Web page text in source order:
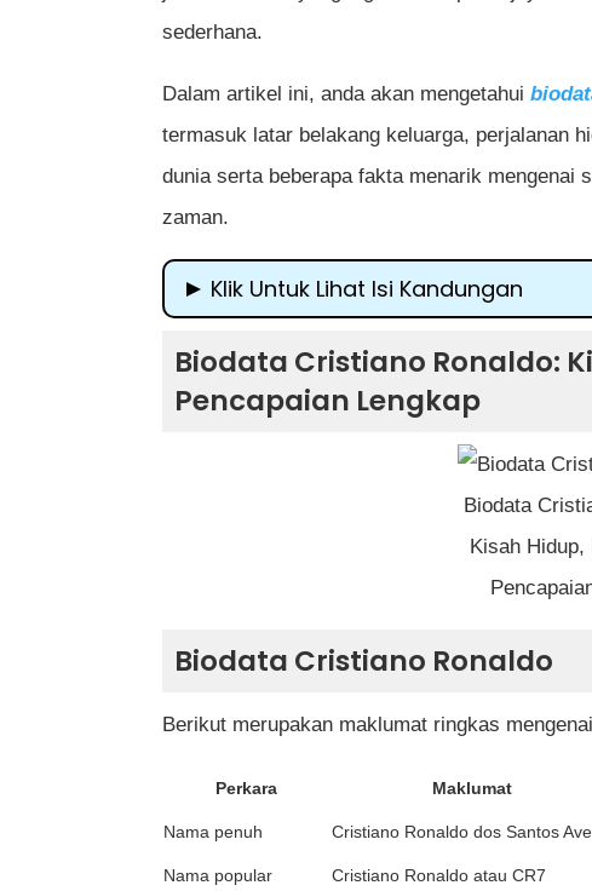
sederhana.
Dalam artikel ini, anda akan mengetahui
termasuk latar belakang keluarga, perjalanan
dunia serta beberapa fakta menarik mengenai
zaman.
Klik Untuk Lihat Isi Kandungan
Latar Belakang Cristiano Ronaldo
Zaman Kanak-Kanak yang Penuh Cabaran
Permulaan Kerjaya Bola Sepak
Perpindahan ke Manchester United
Era Gemilang Bersama Real Madrid
Kembali ke Manchester United
Gaya Permainan Cristiano Ronaldo
Senarai Anugerah Individu
Rekod-Rekod Hebat Cristiano Ronaldo
Biodata Cristiano Ronaldo:
Pencapaian Lengkap
Biodata
Kisah
Biodata Cristiano Ronaldo
Berikut merupakan maklumat ringkas
Perkara Maklumat
Nama penuh Cristiano Ronaldo dos Santos
Nama popular Cristiano Ronaldo atau CR7